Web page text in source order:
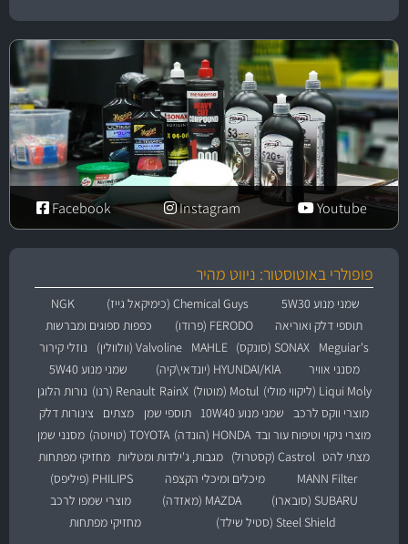
Youtube
Instagram
Facebook
פופולרי באוטוסטור: ניווט מהיר
שמני מנוע 5W30 Chemical Guys (כימיקאל גייז)
NGK
תוספי דלק ואוריאה
FERODO (פרודו)
כפפות ספוגים ומברשות
Meguiar's
SONAX (סונקס) MAHLE Valvoline (וולוולין)
נוזלי קירור
מסנני אוויר
HYUNDAI/KIA (יונדאי\קיה)
שמני מנוע 5W40
Liqui Moly (ליקווי מולי)
Motul (מוטול) RainX Renault (רנו)
נורות הלוגן
מוצרי ווקס לרכב
שמני מנוע 10W40 תוספי שמן מצתים
צינורות דלק
מוצרי ניקוי וטיפוח עור ובד HONDA (הונדה) TOYOTA (טויוטה)
מסנני שמן
מצתי להט Castrol (קסטרול) מגבות, ג'ילדות ומטליות מחזיקי מפתחות
MANN Filter
מיכלים ומיכלי הקצפה
PHILIPS (פיליפס)
SUBARU (סובארו)
MAZDA (מאזדה)
מוצרי שמפו לרכב
Steel Shield (סטיל שילד)
מחזיקי מפתחות